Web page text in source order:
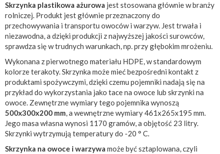
Skrzynka plastikowa ażurowa jest stosowana głównie w branży
rolniczej. Produkt jest głównie przeznaczony do
przechowywania i transportu owoców i warzyw. Jest trwała i
niezawodna, a dzięki produkcji z najwyższej jakości surowców,
sprawdza się w trudnych warunkach, np. przy głębokim mrożeniu.
Wykonana z pierwotnego materiału HDPE, w standardowym
kolorze terakoty. Skrzynka może mieć bezpośredni kontakt z
produktami spożywczymi, dzięki czemu pojemniki nadają się na
przykład do wykorzystania jako tace na owoce lub skrzynki na
owoce. Zewnętrzne wymiary tego pojemnika wynoszą
500x300x200 mm, a wewnętrzne wymiary 461x265x195 mm.
Jego masa własna wynosi 1170 gramów, a objętość 23 litry.
Skrzynki wytrzymują temperatury do -20 ° C.
Skrzynka na owoce i warzywa może być sztaplowana, czyli